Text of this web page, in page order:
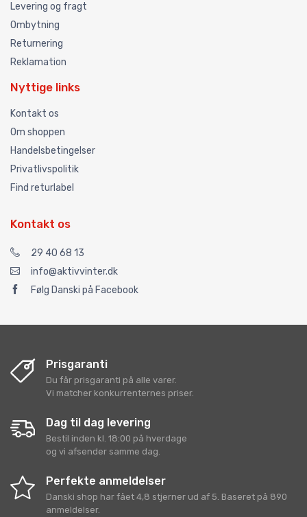
Levering og fragt
Ombytning
Returnering
Reklamation
Nyttige links
Kontakt os
Om shoppen
Handelsbetingelser
Privatlivspolitik
Find returlabel
Kontakt os
29 40 68 13
info@aktivvinter.dk
Følg Danski på Facebook
Prisgaranti
Du får prisgaranti på alle varer.
Vi matcher konkurrenternes priser.
Dag til dag levering
Bestil inden kl. 18:00 på hverdage
og vi afsender samme dag.
Perfekte anmeldelser
Danski shop har fået 4,8 stjerner ud af 5. Baseret på 890
anmeldelser.